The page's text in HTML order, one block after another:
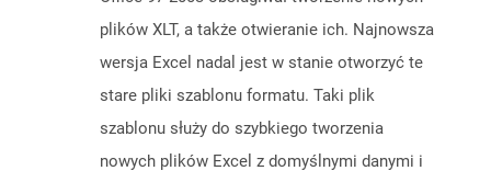
plików XLT, a także otwieranie ich. Najnowsza
wersja Excel nadal jest w stanie otworzyć te
stare pliki szablonu formatu. Taki plik
szablonu służy do szybkiego tworzenia
nowych plików Excel z domyślnymi danymi i